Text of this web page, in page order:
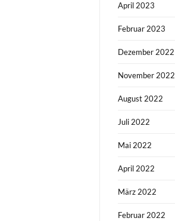
April 2023
Februar 2023
Dezember 2022
November 2022
August 2022
Juli 2022
Mai 2022
April 2022
März 2022
Februar 2022